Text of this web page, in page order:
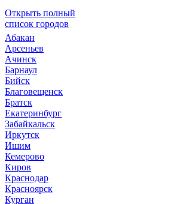
Открыть полный
список городов
Абакан
Арсеньев
Ачинск
Барнаул
Бийск
Благовещенск
Братск
Екатеринбург
Забайкальск
Иркутск
Ишим
Кемерово
Киров
Краснодар
Красноярск
Курган